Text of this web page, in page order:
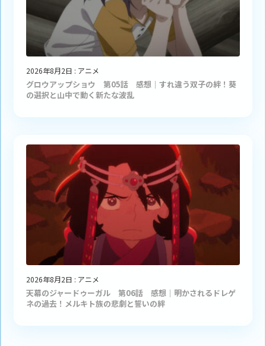
2026年8月2日 : アニメ
グロウアップショウ 第05話 感想｜すれ違う双子の絆！葵
の選択と山中で動く新たな波乱
2026年8月2日 : アニメ
天幕のジャードゥーガル 第06話 感想｜明かされるドレゲ
ネの過去！メルキト族の悲劇と誓いの絆